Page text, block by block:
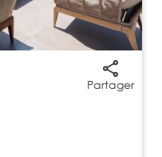
Partager